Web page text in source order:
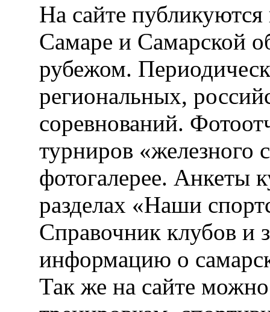
На сайте публикуются
Самаре и Самарской
рубежом.
региональных,
соревнований.
турниров «железного
фотогалерее. Анкеты
разделах «Наши
Справочник клубов и
информацию о
Так же на сайте